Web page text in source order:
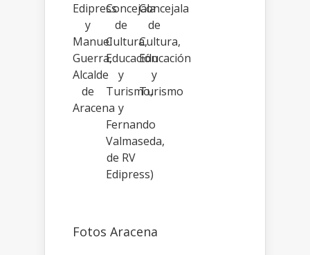
Edipress
y
Manuel
Guerra,
Alcalde
de
Aracena
Concejala
de
Cultura,
Educación
y
Turismo,
y
Fernando
Valmaseda,
de RV
Edipress)
Concejala
de
Cultura,
Educación
y
Turismo
Fotos Aracena